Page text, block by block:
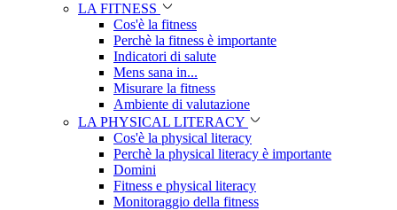
LA FITNESS
Cos'è la fitness
Perchè la fitness è importante
Indicatori di salute
Mens sana in...
Misurare la fitness
Ambiente di valutazione
LA PHYSICAL LITERACY
Cos'è la physical literacy
Perchè la physical literacy è importante
Domini
Fitness e physical literacy
Monitoraggio della fitness